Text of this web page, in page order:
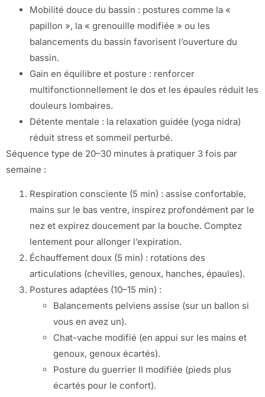
Mobilité douce du bassin : postures comme la «
papillon », la « grenouille modifiée » ou les
balancements du bassin favorisent l’ouverture du
bassin.
Gain en équilibre et posture : renforcer
multifonctionnellement le dos et les épaules réduit les
douleurs lombaires.
Détente mentale : la relaxation guidée (yoga nidra)
réduit stress et sommeil perturbé.
Séquence type de 20–30 minutes à pratiquer 3 fois par
semaine :
Respiration consciente (5 min) : assise confortable,
mains sur le bas ventre, inspirez profondément par le
nez et expirez doucement par la bouche. Comptez
lentement pour allonger l’expiration.
Échauffement doux (5 min) : rotations des
articulations (chevilles, genoux, hanches, épaules).
Postures adaptées (10–15 min) :
Balancements pelviens assise (sur un ballon si
vous en avez un).
Chat-vache modifié (en appui sur les mains et
genoux, genoux écartés).
Posture du guerrier II modifiée (pieds plus
écartés pour le confort).